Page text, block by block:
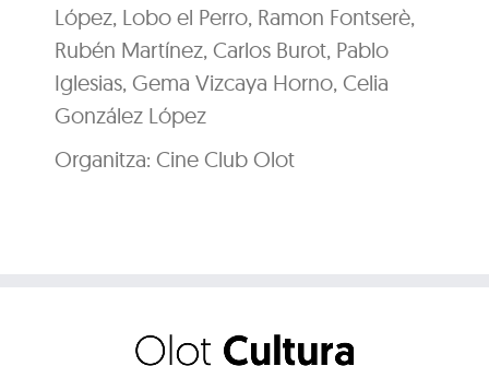
López, Lobo el Perro, Ramon Fontserè,
Rubén Martínez, Carlos Burot, Pablo
Iglesias, Gema Vizcaya Horno, Celia
González López
Organitza: Cine Club Olot